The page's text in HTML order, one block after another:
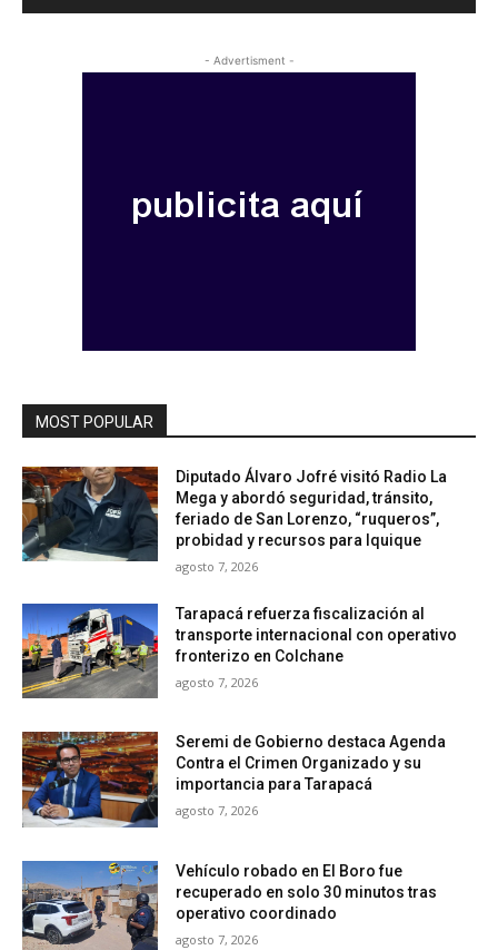
- Advertisment -
MOST POPULAR
Diputado Álvaro Jofré visitó Radio La
Mega y abordó seguridad, tránsito,
feriado de San Lorenzo, “ruqueros”,
probidad y recursos para Iquique
agosto 7, 2026
Tarapacá refuerza fiscalización al
transporte internacional con operativo
fronterizo en Colchane
agosto 7, 2026
Seremi de Gobierno destaca Agenda
Contra el Crimen Organizado y su
importancia para Tarapacá
agosto 7, 2026
Vehículo robado en El Boro fue
recuperado en solo 30 minutos tras
operativo coordinado
agosto 7, 2026